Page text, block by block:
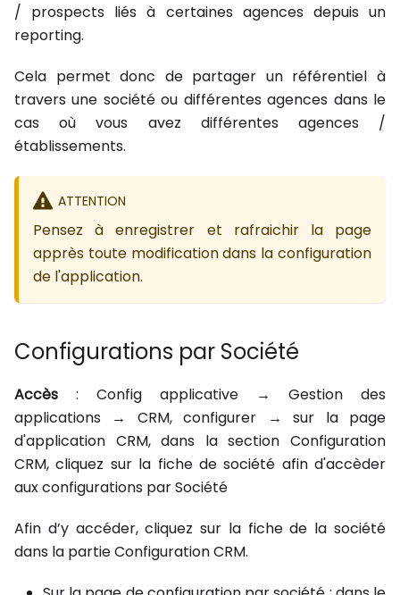
/ prospects liés à certaines agences depuis un
reporting.
Cela permet donc de partager un référentiel à
travers une société ou différentes agences dans le
cas où vous avez différentes agences /
établissements.
ATTENTION
Pensez à enregistrer et rafraichir la page
apprès toute modification dans la configuration
de l'application.
Configurations par Société
Accès : Config applicative → Gestion des
applications → CRM, configurer → sur la page
d'application CRM, dans la section Configuration
CRM, cliquez sur la fiche de société afin d'accèder
aux configurations par Société
Afin d’y accéder, cliquez sur la fiche de la société
dans la partie Configuration CRM.